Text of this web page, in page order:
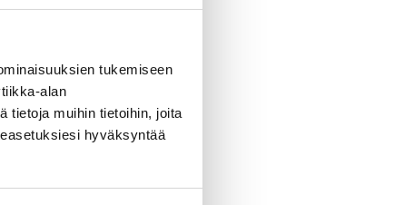
tukemiseen
alan
tietoja muihin tietoihin, joita
hyväksyntää